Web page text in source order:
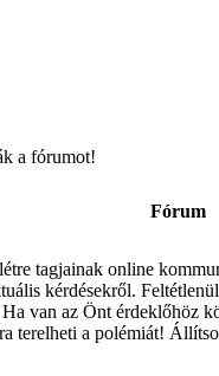
a fórumot!
Fórum
tagjainak online
kérdésekről.
van az Önt érdeklőhöz
terelheti a polémiát!